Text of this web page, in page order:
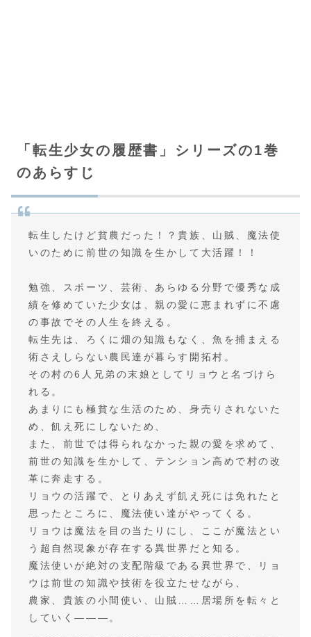
「転生少女の履歴書」シリーズの1巻
のあらすじ
転生したけど貧農だった！？貴族、山賊、魔法使
いのために前世の知識を生かして大活躍！！
勉強、スポーツ、芸術、あらゆる分野で優秀な成
績を修めていた少女は、親の愛に恵まれずに不慮
の事故でその人生を終える。
転生先は、ろくに畑の知識もなく、魚を捕まえる
術さえしらない農民達が暮らす開拓村。
その村の6人兄弟の末娘としてリョウと名づけら
れる。
あまりにも極貧な生活のため、身売りされないた
め、飢え死にしないため、
また、前世では得られなかった親の愛を求めて、
前世の知識を生かして、テンション高めで村の改
革に奔走する。
リョウの活躍で、とりあえず飢え死には免れたと
思ったところに、魔法使い達がやってくる。
リョウは魔法を目の当たりにし、ここが魔法とい
う超自然現象が存在する異世界だと知る。
魔法使いが絶対の支配階級である異世界で、リョ
ウは前世の知識や技術を役立たせながら、
農家、貴族の小間使い、山賊……居場所を転々と
していく―――。